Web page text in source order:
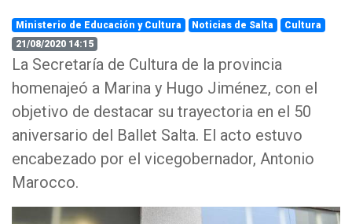
Ministerio de Educación y Cultura Noticias de Salta
Cultura
21/08/2020 14:15
La Secretaría de Cultura de la provincia
homenajeó a Marina y Hugo Jiménez, con el
objetivo de destacar su trayectoria en el 50
aniversario del Ballet Salta. El acto estuvo
encabezado por el vicegobernador, Antonio
Marocco.